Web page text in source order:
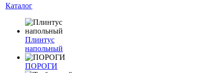
Каталог
Плинтус
напольный
ПОРОГИ